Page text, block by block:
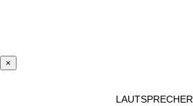
×
LAUTSPRECHER